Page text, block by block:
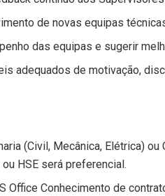
de novas equipas
das equipas e sugerir
adequados de motivação,
(Civil, Mecânica, Elétrica)
HSE será preferencial.
Conhecimento de